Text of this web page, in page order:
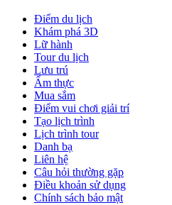
Điểm du lịch
Khám phá 3D
Lữ hành
Tour du lịch
Lưu trú
Ẩm thực
Mua sắm
Điểm vui chơi giải trí
Tạo lịch trình
Lịch trình tour
Danh bạ
Liên hệ
Câu hỏi thường gặp
Điều khoản sử dụng
Chính sách bảo mật